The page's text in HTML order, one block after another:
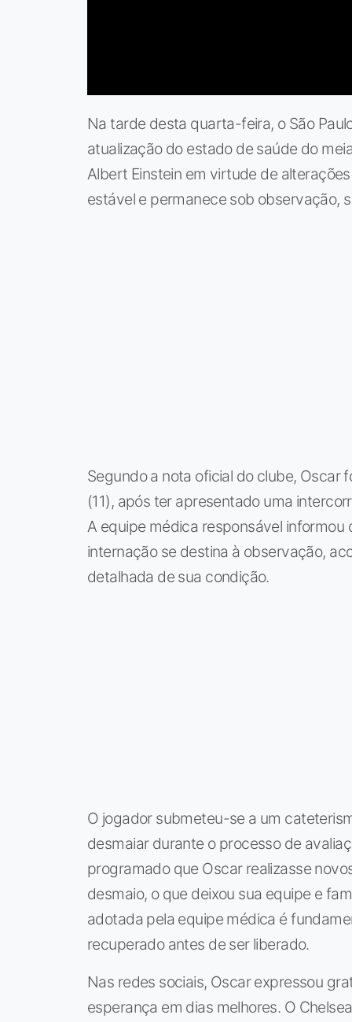
Na tarde desta quarta-feira, o São
atualização do estado de saúde do
Albert Einstein em virtude de
estável e permanece sob observação,
Segundo a nota oficial do clube,
(11), após ter apresentado uma
A equipe médica responsável
internação se destina à observação,
detalhada de sua condição.
O jogador submeteu-se a um
desmaiar durante o processo de
programado que Oscar realizasse
desmaio, o que deixou sua equipe e
adotada pela equipe médica é
recuperado antes de ser liberado.
Nas redes sociais, Oscar expressou
esperança em dias melhores. O